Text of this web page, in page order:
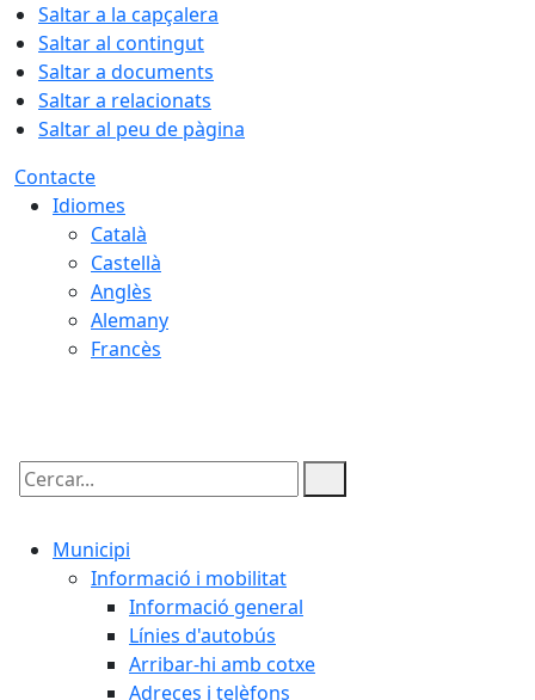
Saltar a la capçalera
Saltar al contingut
Saltar a documents
Saltar a relacionats
Saltar al peu de pàgina
Contacte
Idiomes
Català
Castellà
Anglès
Alemany
Francès
Cercar:
Municipi
Informació i mobilitat
Informació general
Línies d'autobús
Arribar-hi amb cotxe
Adreces i telèfons